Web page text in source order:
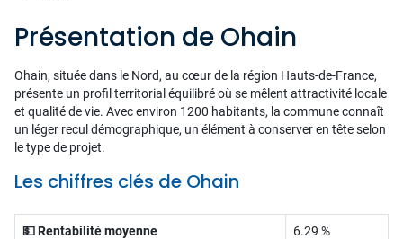
Présentation de Ohain
Ohain, située dans le Nord, au cœur de la région Hauts-de-France,
présente un profil territorial équilibré où se mêlent attractivité locale
et qualité de vie. Avec environ 1200 habitants, la commune connaît
un léger recul démographique, un élément à conserver en tête selon
le type de projet.
Les chiffres clés de Ohain
💵 Rentabilité moyenne 6.29 %